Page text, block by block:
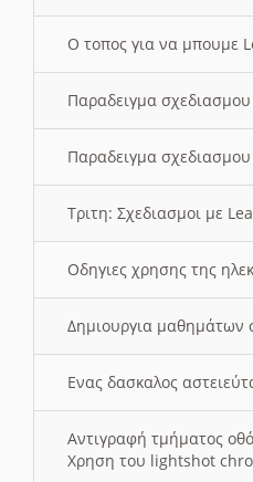
O τοπος για να μπουμε
Παραδειγμα
Παραδειγμα
Τριτη: Σχεδιασμοι με
Οδηγιες χρησης της
Δημιουργια μαθημάτων
Ενας δασκαλος
Αντιγραφή τμήματος
Χρηση του lightshot